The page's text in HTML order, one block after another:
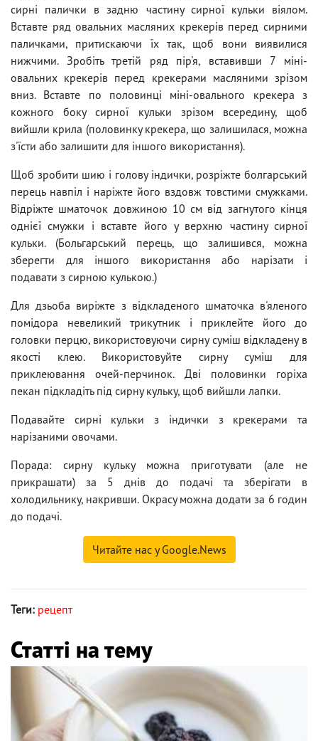
сирні палички в задню частину сирної кульки віялом.
Вставте ряд овальних масляних крекерів перед сирними
паличками, притискаючи їх так, щоб вони виявилися
нижчими. Зробіть третій ряд пір'я, вставивши 7 міні-
овальних крекерів перед крекерами масляними зрізом
вниз. Вставте по половинці міні-овального крекера з
кожного боку сирної кульки зрізом всередину, щоб
вийшли крила (половинку крекера, що залишилася, можна
з'їсти або залишити для іншого використання).
Щоб зробити шию і голову індички, розріжте болгарський
перець навпіл і наріжте його вздовж товстими смужками.
Відріжте шматочок довжиною 10 см від загнутого кінця
однієї смужки і вставте його у верхню частину сирної
кульки. (Больгарський перець, що залишився, можна
зберегти для іншого використання або нарізати і
подавати з сирною кулькою.)
Для дзьоба виріжте з відкладеного шматочка в'яленого
помідора невеликий трикутник і приклейте його до
головки перцю, використовуючи сирну суміш відкладену в
якості клею. Використовуйте сирну суміш для
приклеювання очей-перчинок. Дві половинки горіха
пекан підкладіть під сирну кульку, щоб вийшли лапки.
Подавайте сирні кульки з індички з крекерами та
нарізаними овочами.
Порада: сирну кульку можна приготувати (але не
прикрашати) за 5 днів до подачі та зберігати в
холодильнику, накривши. Окрасу можна додати за 6 годин
до подачі.
Читайте нас у Google.News
Теги: рецепт
Статті на тему